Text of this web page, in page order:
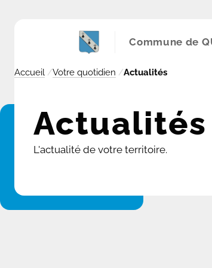
Commune de
Accueil /Votre quotidien /Actualités
Actualités
L'actualité de votre territoire.